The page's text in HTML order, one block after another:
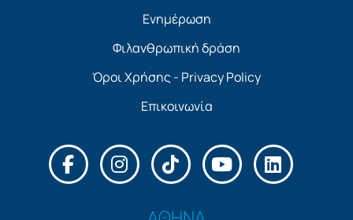
Ενημέρωση
Φιλανθρωπική δράση
Όροι Χρήσης - Privacy Policy
Επικοινωνία